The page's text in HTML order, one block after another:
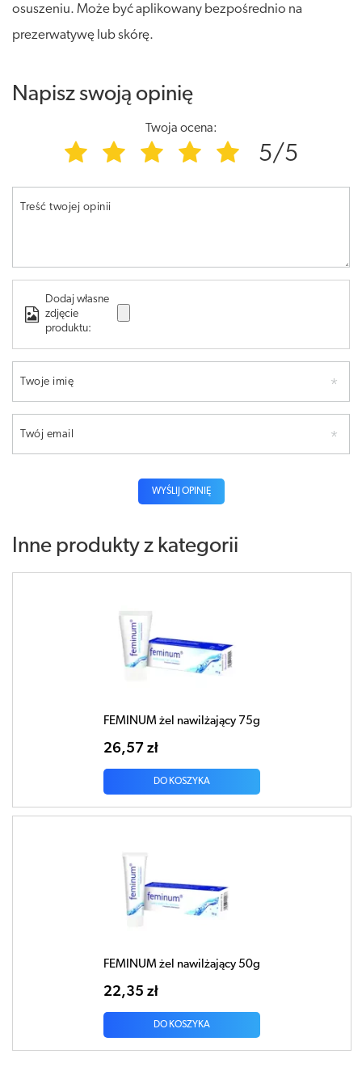
osuszeniu. Może być aplikowany bezpośrednio na
prezerwatywę lub skórę.
Napisz swoją opinię
Twoja ocena:
5/5
Treść twojej opinii
Dodaj własne
zdjęcie
produktu:
Twoje imię
Twój email
WYŚLIJ OPINIĘ
Inne produkty z kategorii
FEMINUM żel nawilżający 75g
26,57 zł
DO KOSZYKA
FEMINUM żel nawilżający 50g
22,35 zł
DO KOSZYKA